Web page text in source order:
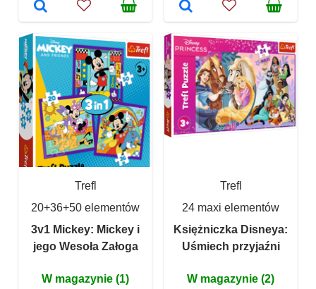
Trefl
20+36+50 elementów
3v1 Mickey: Mickey i
jego Wesoła Załoga
W magazynie (1)
Trefl
24 maxi elementów
Księżniczka Disneya:
Uśmiech przyjaźni
W magazynie (2)